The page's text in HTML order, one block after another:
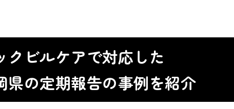
クビルケアで対応した
県の定期報告の事例を紹介